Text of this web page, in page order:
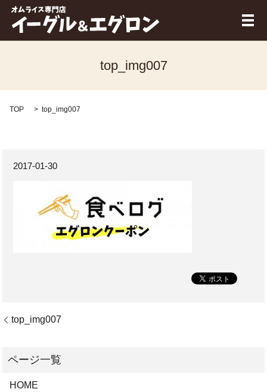
メ
top_img007
TOP top_img007
2017-01-30
top_img007
HOME